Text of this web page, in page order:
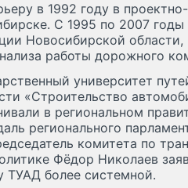
в 1992 году в
С 1995 по 2007 годы
Новосибирской области,
работы дорожного
университет
«Строительство
в региональном
регионального
комитета по
Фёдор Николаев
ТУАД более системной.